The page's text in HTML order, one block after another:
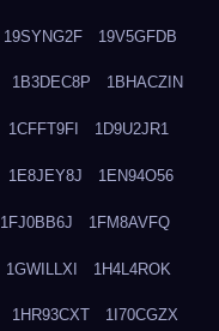
19SYNG2F 19V5GFDB
1B3DEC8P 1BHACZIN
1CFFT9FI 1D9U2JR1
1E8JEY8J 1EN94O56
1FJ0BB6J 1FM8AVFQ
1GWILLXI 1H4L4ROK
1HR93CXT 1I70CGZX